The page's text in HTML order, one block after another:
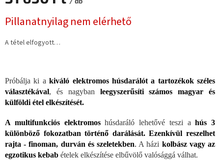
Pillanatnyilag nem elérhető
A tétel elfogyott…
Próbálja ki akiváló elektromos húsdarálót a tartozékok széles
választékával, és nagyban leegyszerűsíti számos magyar és
külföldi étel elkészítését.
A multifunkciós elektromoshúsdaráló lehetővé teszi ahús 3
különböző fokozatban történő darálását. Ezenkívül reszelhet
rajta - finoman, durván és szeletekben. A házi kolbász vagy az
egzotikus kebab ételek elkészítése elbűvölő valósággá válhat.